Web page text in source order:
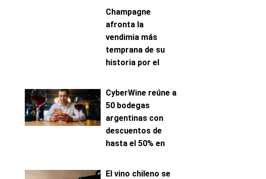
Champagne
afronta la
vendimia más
temprana de su
historia por el
maduración
CyberWine reúne a
50 bodegas
argentinas con
descuentos de
hasta el 50% en
El vino chileno se